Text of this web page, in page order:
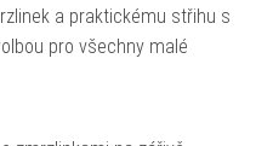
a praktickému střihu s
pro všechny malé